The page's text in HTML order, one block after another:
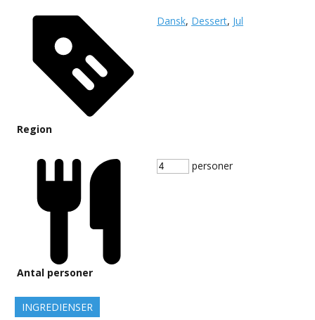
Region
Dansk, Dessert, Jul
Antal personer
personer
INGREDIENSER